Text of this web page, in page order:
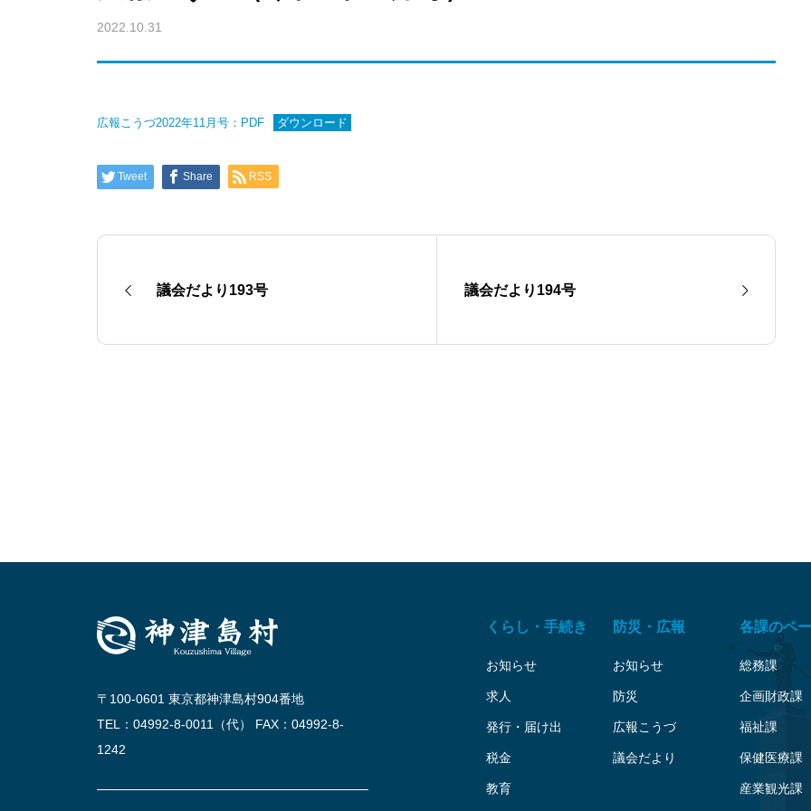
2022.10.31
広報こうづ2022年11月号：PDF ダウンロード
Tweet Share RSS
議会だより193号 議会だより194号
くらし・手続き
お知らせ
求人
発行・届け出
税金
教育
防災・広報
お知らせ
防災
広報こうづ
議会だより
各課のペ
総務課
企画財政課
福祉課
保健医療課
産業観光課
〒100-0601 東京都神津島村904番地
TEL：04992-8-0011（代） FAX：04992-8-
1242